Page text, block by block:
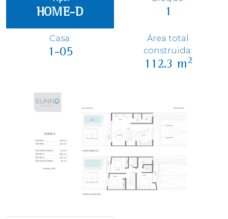
HOME-D 1
Casa:
1-05
Área total
construida:
112.3 m2